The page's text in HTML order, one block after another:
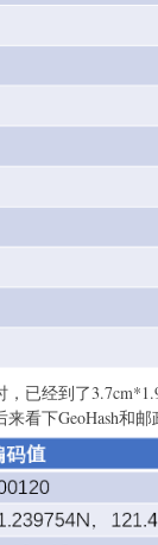
已经到了
看下GeoHash和邮